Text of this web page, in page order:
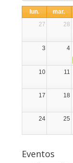
lun. mar.
27
28
3
4
10
11
17 18
24 25
Eventos